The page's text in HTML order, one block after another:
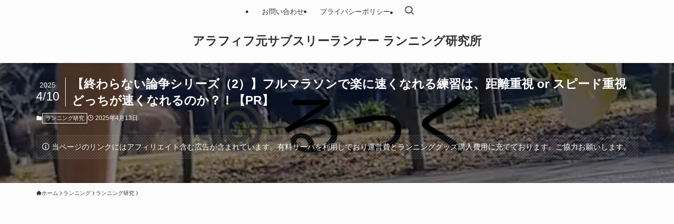
アラフィフ元サブスリーランナー ランニング研究所
お問い合わせ プライバシーポリシー
【終わらない論争シリーズ（2）】フルマラソンで楽に速くなれる練習は、距離重視 or スピード重視
どっちが速くなれるのか？！【PR】
2025
4/10
ランニング研究 2025年4月13日
当ページのリンクにはアフィリエイト含む広告が含まれています。有料サーバを利用しており運営費とランニンググッズ購入費用に充てております。ご協力お願いします。
ホーム ランニング ランニング研究